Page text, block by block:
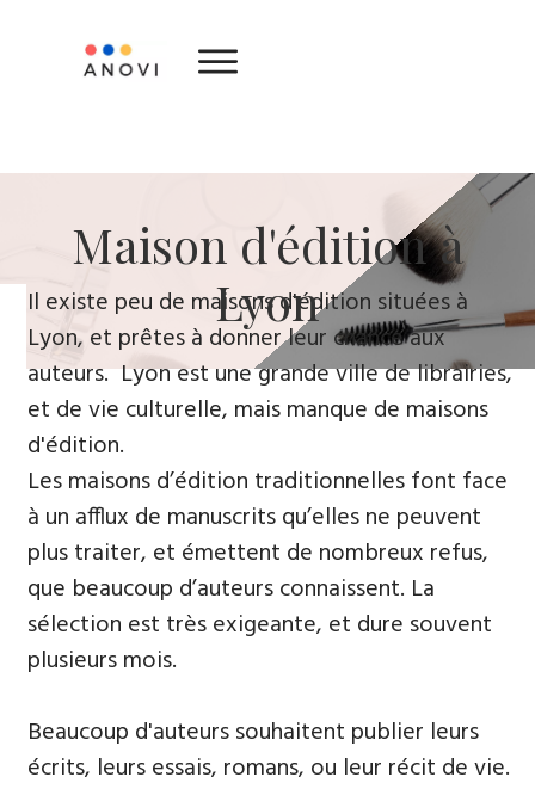
​Maison d'édition ​à
Lyon
​Il existe peu de maisons d'édition situées à
Lyon, et prêtes à donner leur chance aux
auteurs. Lyon est une grande ville de librairies,
et de vie culturelle, mais manque de maisons
d'édition.
Les maisons d’édition traditionnelles font face
à un afflux de manuscrits qu’elles ne peuvent
plus traiter, et émettent de nombreux refus,
que beaucoup d’auteurs connaissent. La
sélection est très exigeante, et dure souvent
plusieurs mois.
Beaucoup d'auteurs souhaitent publier leurs
écrits, leurs essais, romans, ou leur récit de vie.